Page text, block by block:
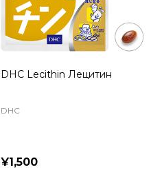
DHC Lecithin Лецитин
DHC
¥1,500